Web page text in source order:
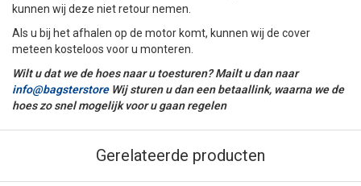
kunnen wij deze niet retour nemen.
Als u bij het afhalen op de motor komt, kunnen wij de cover
meteen kosteloos voor u monteren.
Wilt u dat we de hoes naar u toesturen? Mailt u dan naar
info@bagsterstoreWij sturen u dan een betaallink, waarna we de
hoes zo snel mogelijk voor u gaan regelen
Gerelateerde producten